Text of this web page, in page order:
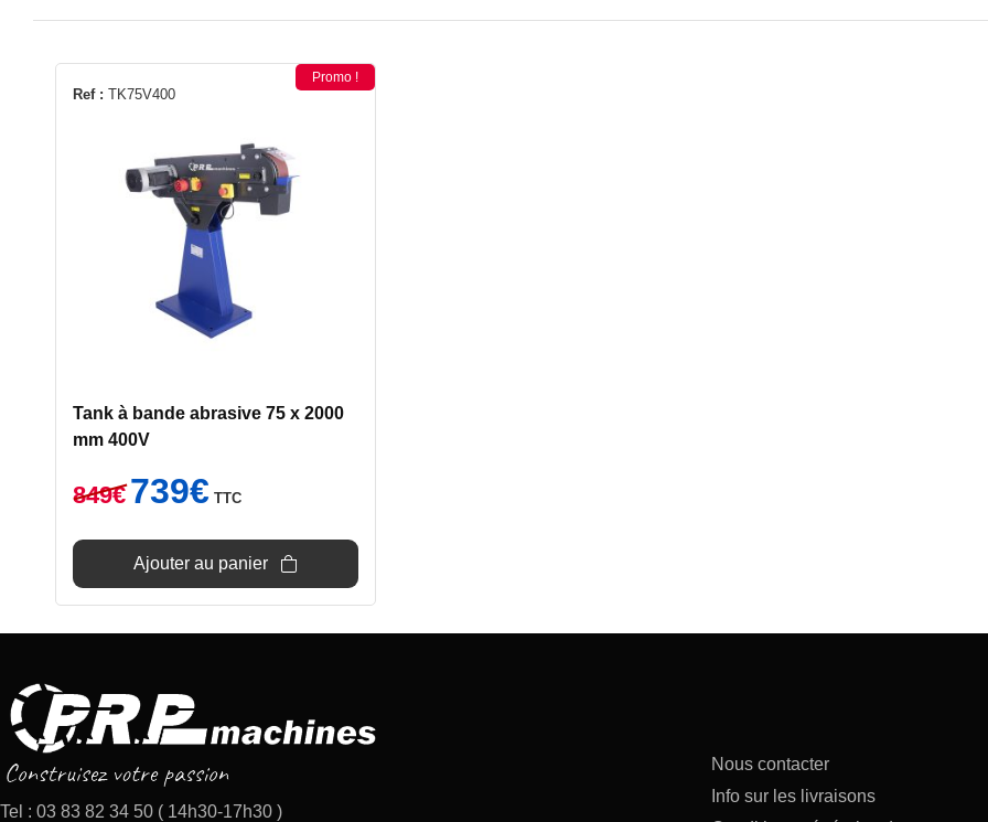
Ref : TK75V400
Promo !
Tank à bande abrasive 75 x 2000
mm 400V
849€
Le
prix
était :
739€prix
est :
TTC
Ajouter au panier
Tel : 03 83 82 34 50 ( 14h30-17h30 )
Nous contacter
Info sur les livraisons